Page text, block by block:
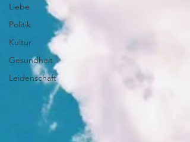
Liebe
Politik
Kultur
Gesundheit
Leidenschaft